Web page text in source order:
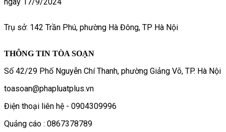
Trụ sở: 142 Trần Phú, phường Hà Đông, TP Hà Nội
THÔNG TIN TÒA SOẠN
Số 42/29 Phố Nguyễn Chí Thanh, phường Giảng Võ, TP. Hà Nội
toasoan@phapluatplus.vn
Điện thoại liên hệ - 0904309996
Quảng cáo : 0867378789